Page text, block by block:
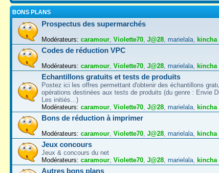
BONS PLANS
Prospectus des supermarchés
Modérateurs: caramour Violette70 J@28 marielala kincha
Codes de réduction VPC
Modérateurs: caramour Violette70 J@28 marielala kincha
Echantillons gratuits et tests de produits
Postez ici les offres permettant d'obtenir des échantillons
opérations destinées aux tests de produits (du genre : Envie
Les initiés...)
Modérateurs: caramour Violette70 J@28 marielala kincha
Bons de réduction à imprimer
Modérateurs: caramour Violette70 J@28 marielala kincha
Jeux concours
Jeux & concours du net
Modérateurs: caramour Violette70 J@28 marielala kincha
Autres bons plans